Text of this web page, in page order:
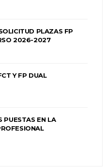
PLAZAS FP
2026-2027
Y FP DUAL
PUESTAS EN LA